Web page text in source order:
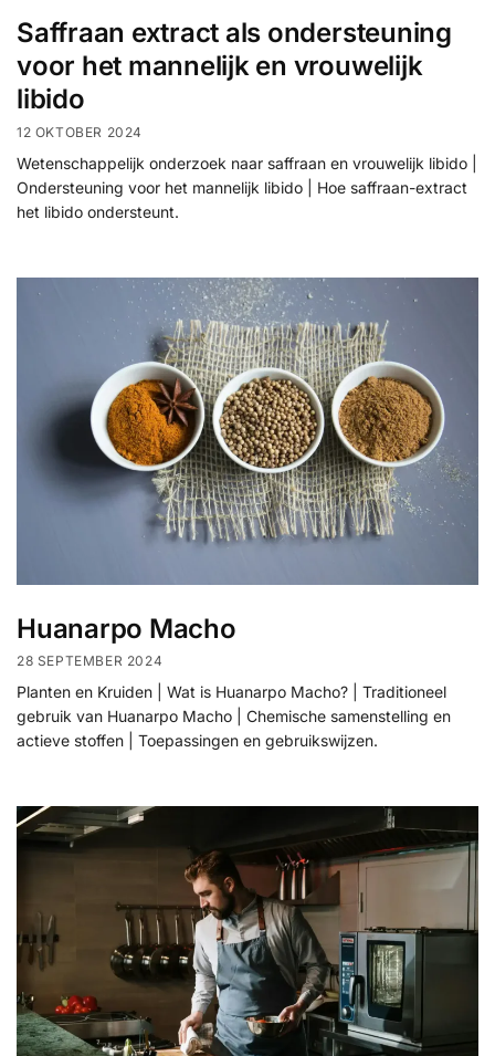
Saffraan extract als ondersteuning
voor het mannelijk en vrouwelijk
libido
12 OKTOBER 2024
Wetenschappelijk onderzoek naar saffraan en vrouwelijk libido |
Ondersteuning voor het mannelijk libido | Hoe saffraan-extract
het libido ondersteunt.
Huanarpo Macho
28 SEPTEMBER 2024
Planten en Kruiden | Wat is Huanarpo Macho? | Traditioneel
gebruik van Huanarpo Macho | Chemische samenstelling en
actieve stoffen | Toepassingen en gebruikswijzen.